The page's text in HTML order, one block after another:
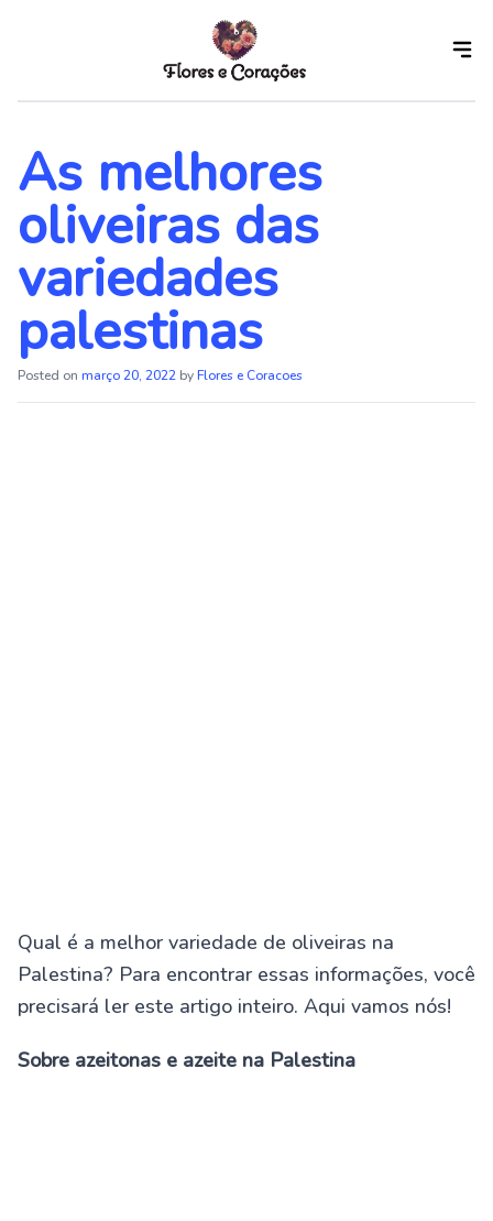
content
As melhores
oliveiras das
variedades
palestinas
Posted on março 20, 2022 byFlores e Coracoes
Qual é a melhor variedade de oliveiras na
Palestina? Para encontrar essas informações, você
precisará ler este artigo inteiro. Aqui vamos nós!
Sobre azeitonas e azeite na Palestina